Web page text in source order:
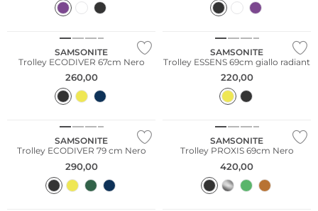
SAMSONITE
Trolley ECODIVER 67cm Nero
260,00
SAMSONITE
Trolley ESSENS 69cm giallo radiant
220,00
SAMSONITE
Trolley ECODIVER 79 cm Nero
290,00
SAMSONITE
Trolley PROXIS 69cm Nero
420,00
Taglie grandi
Più venduto